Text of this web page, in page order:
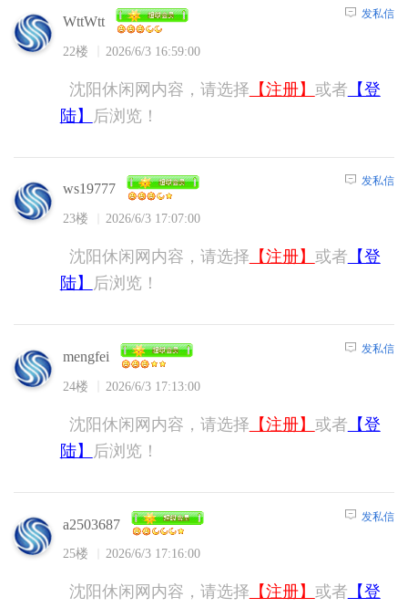
WttWtt
22楼 2026/6/3 16:59:00
发私信
沈阳休闲网内容，请选择 【注册】 或者 【登
陆】
后浏览！
ws19777
23楼 2026/6/3 17:07:00
发私信
沈阳休闲网内容，请选择 【注册】 或者 【登
陆】
后浏览！
mengfei
24楼 2026/6/3 17:13:00
发私信
沈阳休闲网内容，请选择 【注册】 或者 【登
陆】
后浏览！
a2503687
25楼 2026/6/3 17:16:00
发私信
沈阳休闲网内容，请选择 【注册】 或者 【登